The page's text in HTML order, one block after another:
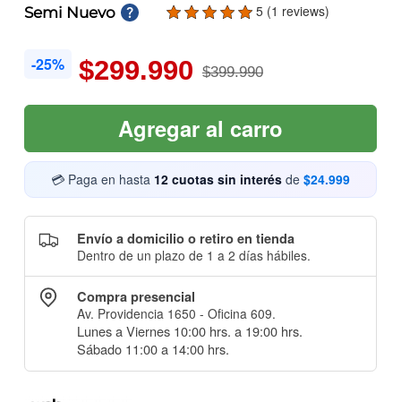
Semi Nuevo 5 (1 reviews)
-25% $299.990 $399.990
Agregar al carro
💳 Paga en hasta 12 cuotas sin interés de $24.999
Envío a domicilio o retiro en tienda
Dentro de un plazo de 1 a 2 días hábiles.
Compra presencial
Av. Providencia 1650 - Oficina 609.
Lunes a Viernes 10:00 hrs. a 19:00 hrs.
Sábado 11:00 a 14:00 hrs.